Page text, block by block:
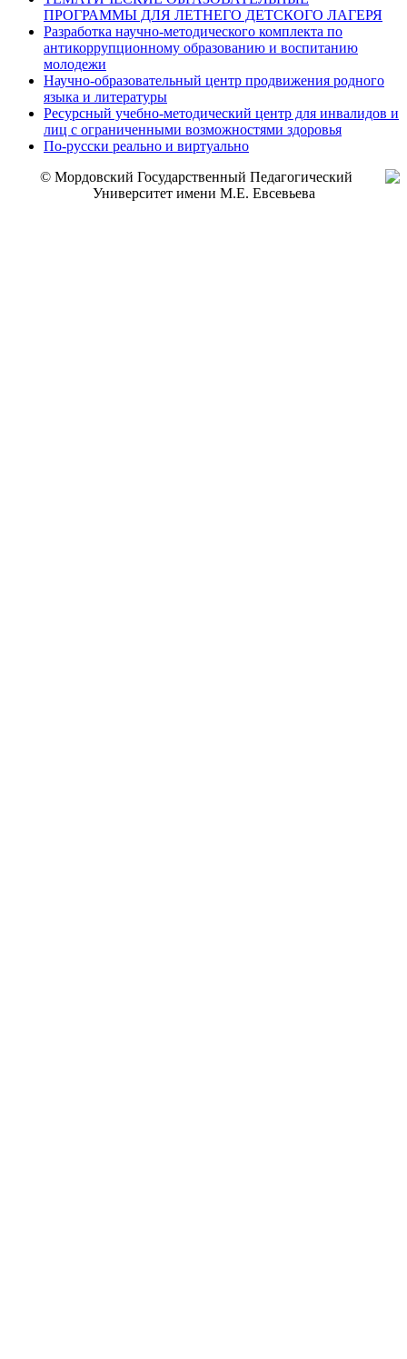
ПРОГРАММЫ ДЛЯ ЛЕТНЕГО ДЕТСКОГО ЛАГЕРЯ
Разработка научно-методического комплекта по
антикоррупционному образованию и воспитанию
молодежи
Научно-образовательный центр продвижения родного
языка и литературы
Ресурсный учебно-методический центр для инвалидов и
лиц с ограниченными возможностями здоровья
По-русски реально и виртуально
© Мордовский Государственный Педагогический
Университет имени М.Е. Евсевьева